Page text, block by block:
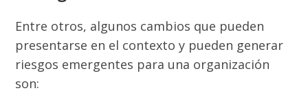
Entre otros, algunos cambios que pueden
presentarse en el contexto y pueden generar
riesgos emergentes para una organización
son: